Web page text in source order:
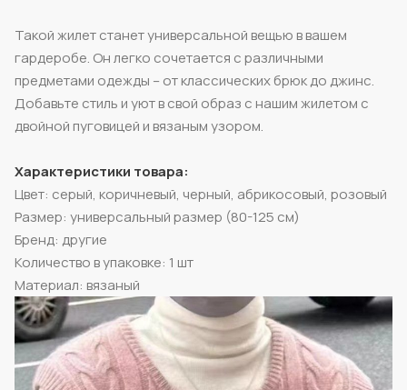
Такой жилет станет универсальной вещью в вашем
гардеробе. Он легко сочетается с различными
предметами одежды – от классических брюк до джинс.
Добавьте стиль и уют в свой образ с нашим жилетом с
двойной пуговицей и вязаным узором.
Характеристики товара:
Цвет: серый, коричневый, черный, абрикосовый, розовый
Размер: универсальный размер (80-125 см)
Бренд: другие
Количество в упаковке: 1 шт
Материал: вязаный